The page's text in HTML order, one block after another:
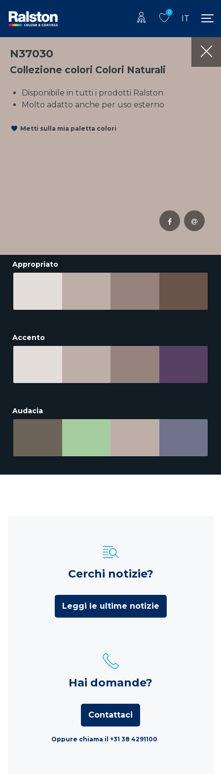
0
IT
N37030
Collezione colori Colori Naturali
Disponibile in tutti i prodotti Ralston
Molto adatto anche per uso esterno
Metti sulla mia paletta colori
Appropriato
Accento
Audacia
Cerchi notizie?
Leggi le ultime notizie
Hai domande?
Contattaci
Oppure chiama il +31 38 4291100